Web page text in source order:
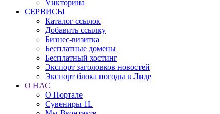
Vикторина
СЕРВИСЫ
Каталог ссылок
Добавить ссылку
Бизнес-визитка
Бесплатные домены
Бесплатный хостинг
Экспорт заголовков новостей
Экспорт блока погоды в Лиде
О НАС
О Портале
Сувениры 1L